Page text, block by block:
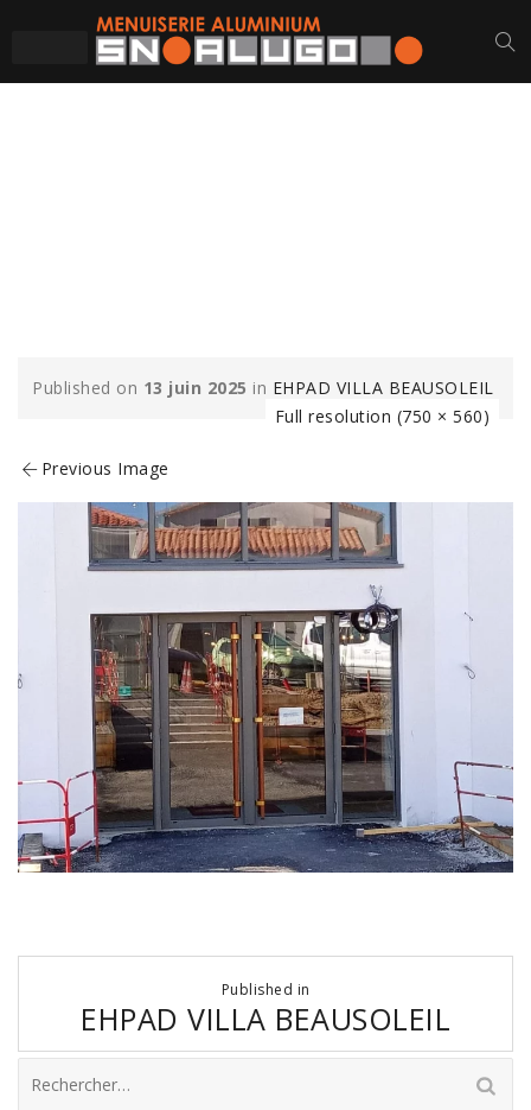
Published on 13 juin 2025 in EHPAD VILLA BEAUSOLEIL
Full resolution (750 × 560)
Previous Image
l’article
Published in
EHPAD VILLA BEAUSOLEIL